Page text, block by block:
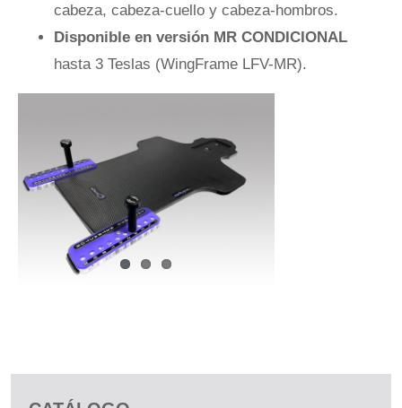
cabeza, cabeza-cuello y cabeza-hombros.
Disponible en versión MR CONDICIONAL
hasta 3 Teslas (WingFrame LFV-MR).